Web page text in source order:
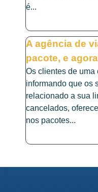
é...
A agência de
pacote, e
Os clientes de uma
informando que os
relacionado a sua
cancelados,
nos pacotes...